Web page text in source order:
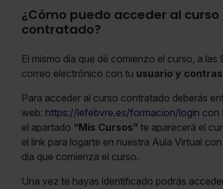
¿Cómo puedo acceder al
contratado?
El mismo día que dé comienzo el curso, a las
correo electrónico con tu usuario y
Para acceder al curso contratado deberás
web: https://lefebvre.es/formacion/login con
el apartado “Mis Cursos” te aparecerá el
el link para logarte en nuestra Aula Virtual
día que comienza el curso.
Una vez te hayas identificado podrás